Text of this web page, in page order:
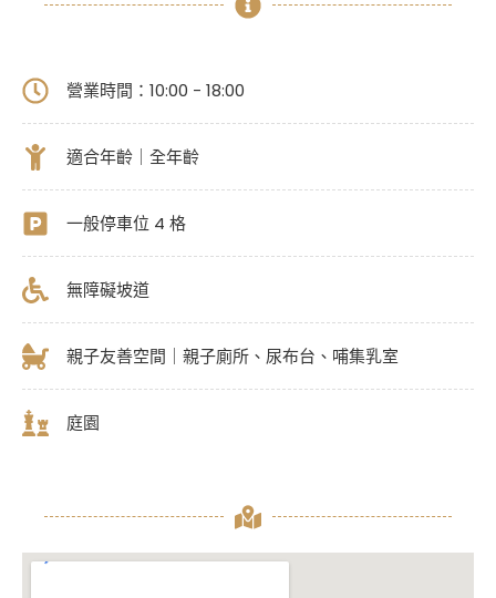
營業時間：10:00 - 18:00
適合年齡｜全年齡
一般停車位 4 格
無障礙坡道
親子友善空間｜親子廁所、尿布台、哺集乳室
庭園